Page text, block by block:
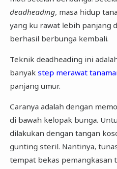
deadheading, masa hidup
yang ku rawat lebih panjang
berhasil berbunga kembali.
Teknik deadheading ini
banyak step merawat
panjang umur.
Caranya adalah dengan
di bawah kelopak bunga.
dilakukan dengan tangan
gunting steril. Nantinya,
tempat bekas pemangkasan